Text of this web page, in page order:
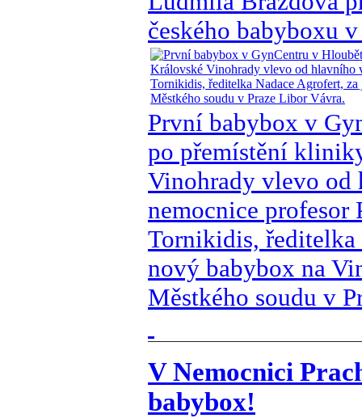
českého babyboxu
První babybox v
po přemístění
Vinohrady vlevo od
nemocnice profesor
Tornikidis, ředitelka
nový babybox na
Městkého soudu v
V Nemocnici
babybox!